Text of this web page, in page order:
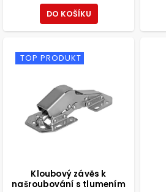
DO KOŠÍKU
TOP PRODUKT
Kloubový závěs k
našroubování s tlumením